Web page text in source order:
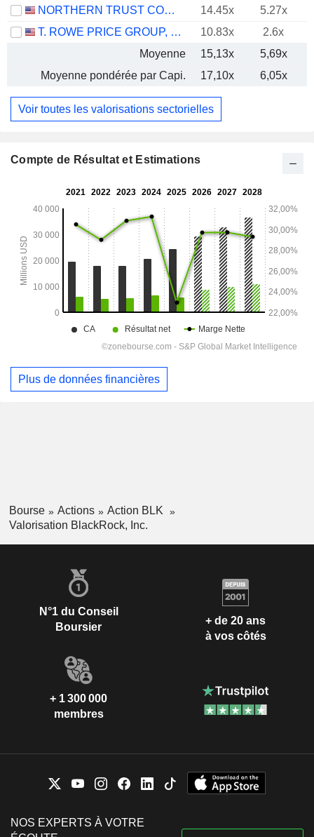
NORTHERN TRUST CORPORATION
14.45x 5.27x
T. ROWE PRICE GROUP, INC.
10.83x
2.6x
Moyenne
15,13x 5,69x
Moyenne pondérée par Capi.
17,10x 6,05x
Voir toutes les valorisations sectorielles
Compte de Résultat et Estimations
Plus de données financières
Bourse Actions
Action BLK
Valorisation BlackRock, Inc.
N°1 du Conseil
Boursier
+ de 20 ans
à vos côtés
+ 1 300 000
membres
NOS EXPERTS À VOTRE